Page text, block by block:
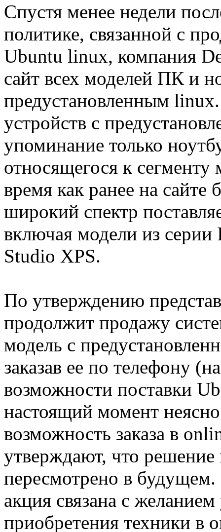
Спустя менее недели
политике, связанной с
Ubuntu linux, компания
сайт всех моделей ПК и
предустановленным
устройств с
упоминание только
относящегося к сегменту
время как ранее на сайте
широкий спектр
включая модели из
Studio XPS.
По утверждению
продолжит продажу
модель с
заказав ее по телефону
возможности поставки
настоящий момент
возможность заказа в
утверждают, что
пересмотрено в будущем.
акция связана с
приобретения техники в